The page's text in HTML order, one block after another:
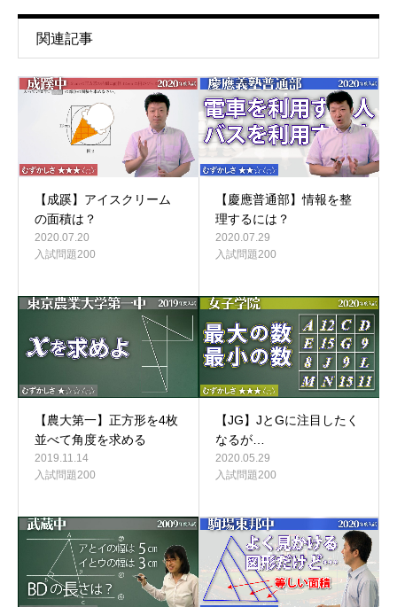
関連記事
【成蹊】アイスクリーム
の面積は？
2020.07.20
入試問題200
【慶應普通部】情報を整
理するには？
2020.07.29
入試問題200
【農大第一】正方形を4枚
並べて角度を求める
2019.11.14
入試問題200
【JG】JとGに注目したく
なるが…
2020.05.29
入試問題200